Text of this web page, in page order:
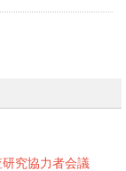
究協力者会議